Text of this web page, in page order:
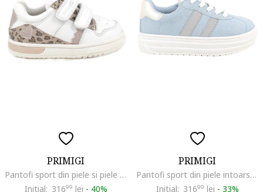
PRIMIGI
Pantofi sport din piele si piele intoarsa cu segment dublu cu inchidere velcro, Alb/Maro nisip
Initial: 31699 lei - 40%
PRIMIGI
Pantofi sport din piele intoarsa cu flatform si buzunar cu fermoar, Alb/Albastru pastel/Gri deschis
Initial: 31699 lei - 33%